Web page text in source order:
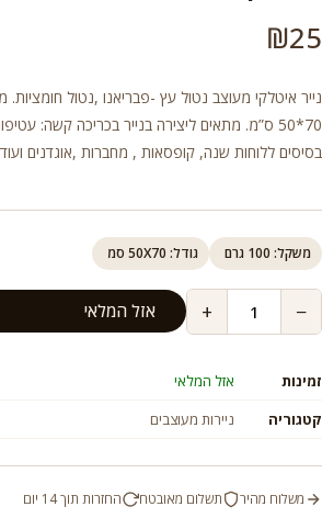
₪25
70*50 ס”מ. מתאים ליצירה בנייר בכריכה קשה:
בסיסים ללוחות שנה, קופסאות , מחברות ,אוגדנים ועוד
משקל: 100 גרם גודל: 50X70 סמ
−
+ אזל המלאי
זמינות
אזל המלאי
קטגוריה
ניירות מעוצבים
משלוח מהיר תשלום מאובטח החזרות תוך 14 יום